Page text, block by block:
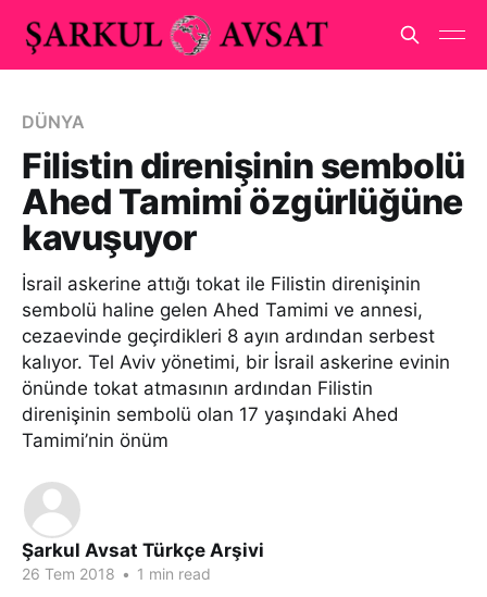
DÜNYA
Filistin direnişinin sembolü
Ahed Tamimi özgürlüğüne
kavuşuyor
İsrail askerine attığı tokat ile Filistin direnişinin
sembolü haline gelen Ahed Tamimi ve annesi,
cezaevinde geçirdikleri 8 ayın ardından serbest
kalıyor. Tel Aviv yönetimi, bir İsrail askerine evinin
önünde tokat atmasının ardından Filistin
direnişinin sembolü olan 17 yaşındaki Ahed
Tamimi’nin önüm
Şarkul Avsat Türkçe Arşivi
26 Tem 2018 • 1 min read